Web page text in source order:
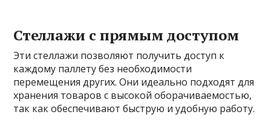
Стеллажи с прямым доступом
Эти стеллажи позволяют получить доступ к
каждому паллету без необходимости
перемещения других. Они идеально подходят для
хранения товаров с высокой оборачиваемостью,
так как обеспечивают быструю и удобную работу.